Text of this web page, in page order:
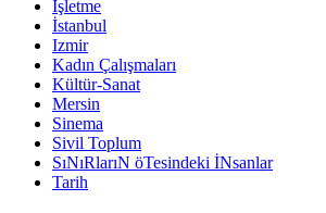
İşletme
İstanbul
Izmir
Kadın Çalışmaları
Kültür-Sanat
Mersin
Sinema
Sivil Toplum
SıNıRlarıN öTesindeki İNsanlar
Tarih